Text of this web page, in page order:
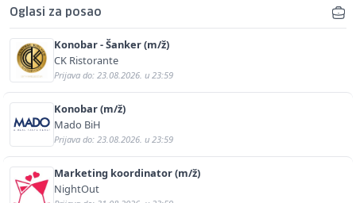
Oglasi za posao
Konobar - Šanker (m/ž)
CK Ristorante
Prijava do: 23.08.2026. u 23:59
Konobar (m/ž)
Mado BiH
Prijava do: 23.08.2026. u 23:59
Marketing koordinator (m/ž)
NightOut